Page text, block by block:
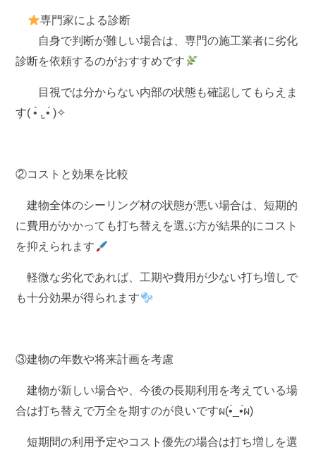
専門家による診断
自身で判断が難しい場合は、専門の施工業者に劣化
診断を依頼するのがおすすめです
目視では分からない内部の状態も確認してもらえま
す( •̀ .̫ •́ )✧
②コストと効果を比較
建物全体のシーリング材の状態が悪い場合は、短期的
に費用がかかっても打ち替え を選ぶ方が結果的にコスト
を抑えられます
軽微な劣化であれば、工期や費用が少ない打ち増しで
も十分効果が得られます
③建物の年数や将来計画を考慮
建物が新しい場合や、今後の長期利用を考えている場
合は打ち替え で万全を期すのが良いですผ(•̀_•́ผ)
短期間の利用予定やコスト優先の場合は打ち増し を選